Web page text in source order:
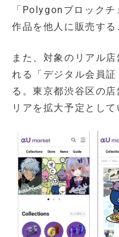
「Polygonブロック
作品を他人に販売する
また、対象のリアル
れる「デジタル会員
る。東京都渋谷区の
リアを拡大予定として